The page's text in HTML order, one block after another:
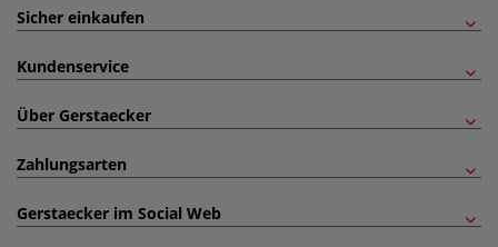
Sicher einkaufen
Kundenservice
Über Gerstaecker
Zahlungsarten
Gerstaecker im Social Web